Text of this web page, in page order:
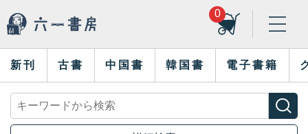
0
新刊 古書 中国書 韓国書 電子書籍